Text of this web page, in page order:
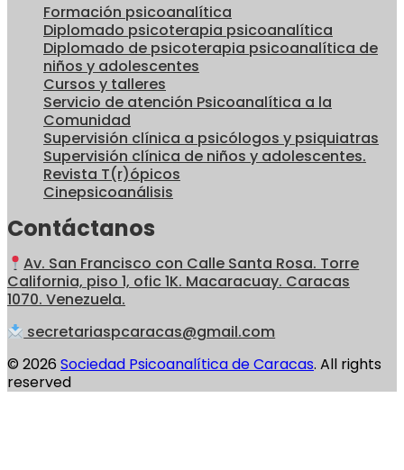
Formación psicoanalítica
Diplomado psicoterapia psicoanalítica
Diplomado de psicoterapia psicoanalítica de
niños y adolescentes
Cursos y talleres
Servicio de atención Psicoanalítica a la
Comunidad
Supervisión clínica a psicólogos y psiquiatras
Supervisión clínica de niños y adolescentes.
Revista T(r)ópicos
Cinepsicoanálisis
Contáctanos
Av. San Francisco con Calle Santa Rosa. Torre
California, piso 1, ofic 1K. Macaracuay. Caracas
1070. Venezuela.
secretariaspcaracas@gmail.com
© 2026 Sociedad Psicoanalítica de Caracas. All rights
reserved